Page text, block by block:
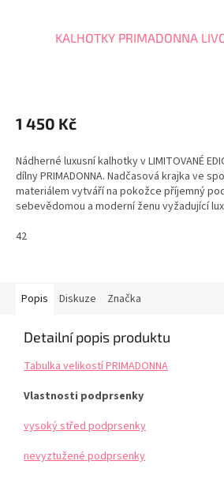
KALHOTKY PRIMADONNA
1 450 Kč
Nádherné luxusní kalhotky v LIMITOVANÉ
dílny PRIMADONNA. Nadčasová krajka ve
materiálem vytváří na pokožce příjemný
sebevědomou a moderní ženu vyžadující
42
Popis Diskuze Značka
Detailní popis produktu
Tabulka velikostí PRIMADONNA
Vlastnosti podprsenky
vysoký střed podprsenky
nevyztužené podprsenky